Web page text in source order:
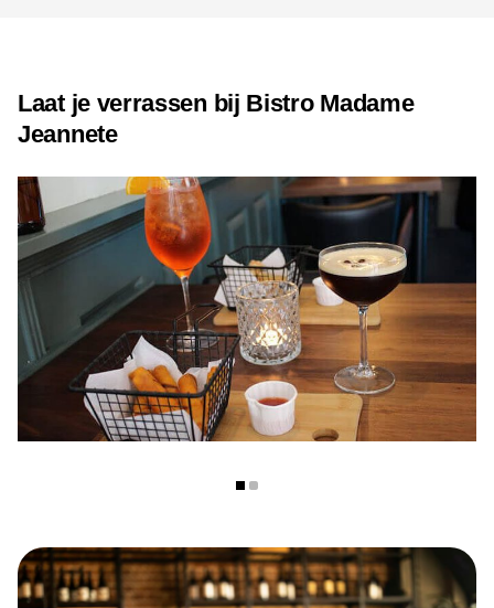
Laat je verrassen bij Bistro Madame
Jeannete